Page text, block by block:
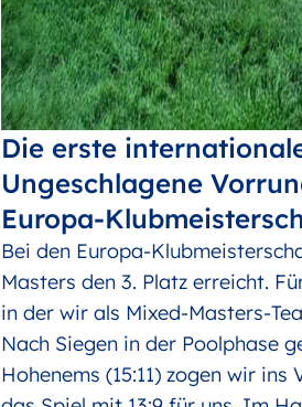
Die erste
Ungeschlagene
Europa-
Bei den Europa-
Masters den 3. Platz erreicht.
in der wir als Mixed-Masters-
Nach Siegen in der Poolphase
Hohenems (15:11) zogen wir